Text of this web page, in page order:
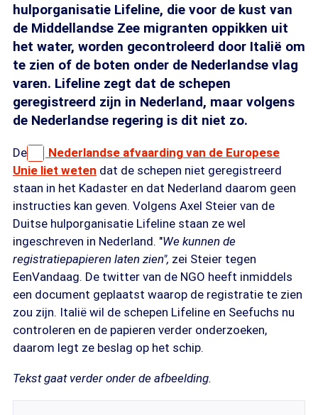
hulporganisatie Lifeline, die voor de kust van
de Middellandse Zee migranten oppikken uit
het water, worden gecontroleerd door Italië om
te zien of de boten onder de Nederlandse vlag
varen. Lifeline zegt dat de schepen
geregistreerd zijn in Nederland, maar volgens
de Nederlandse regering is dit niet zo.
De
Nederlandse afvaarding van de Europese
Unie liet weten dat de schepen niet geregistreerd
staan in het Kadaster en dat Nederland daarom geen
instructies kan geven. Volgens Axel Steier van de
Duitse hulporganisatie Lifeline staan ze wel
ingeschreven in Nederland. "We kunnen de
registratiepapieren laten zien", zei Steier tegen
EenVandaag. De twitter van de NGO heeft inmiddels
een document geplaatst waarop de registratie te zien
zou zijn. Italië wil de schepen Lifeline en Seefuchs nu
controleren en de papieren verder onderzoeken,
daarom legt ze beslag op het schip.
Tekst gaat verder onder de afbeelding.